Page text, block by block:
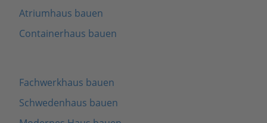
Atriumhaus bauen
Containerhaus bauen
Fachwerkhaus bauen
Schwedenhaus bauen